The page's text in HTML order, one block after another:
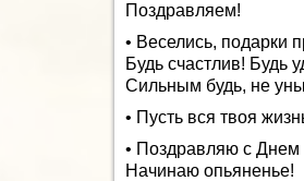
Поздравляем!
• Веселись, подарки
Будь счастлив! Будь
Сильным будь, не
• Пусть вся твоя
• Поздравляю с Днем
Начинаю опьяненье!